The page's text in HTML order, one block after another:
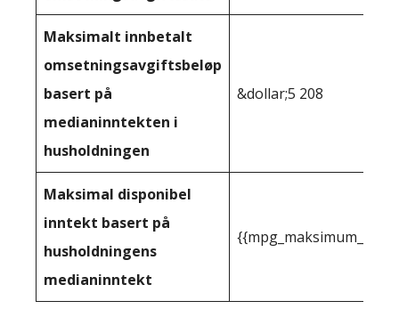
Maksimalt innbetalt
omsetningsavgiftsbeløp
basert på
medianinntekten i
husholdningen
&dollar;5 208
Maksimal disponibel
inntekt basert på
husholdningens
medianinntekt